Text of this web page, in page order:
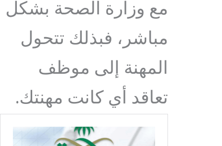
مع وزارة الصحة بشكل
مباشر، فبذلك تتحول
المهنة إلى موظف
تعاقد أي كانت مهنتك.